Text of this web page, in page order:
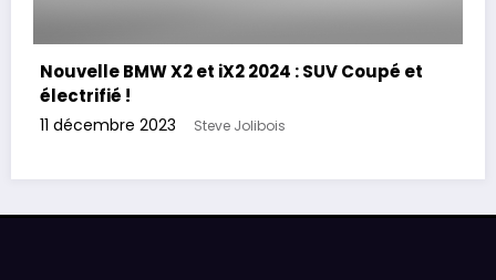
Nouvelle BMW X2 et iX2 2024 : SUV Coupé et
électrifié !
11 décembre 2023 Steve Jolibois